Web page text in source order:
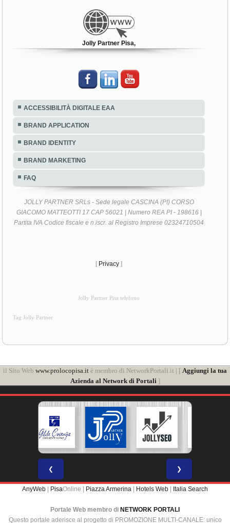
Jolly Partner Pisa,
ACCESSIBILITÀ DIGITALE EAA
BRAND APPLICATION
BRAND IDENTITY
BRAND MARKETING
FAQ
JOLLY PARTNER SRLs - Sede legale CASCINA (PI) CORSO
GIACOMO MATTEOTTI 17 CAP 56021 | Numero REA PI - 198616 |
Partita IVA Codice fiscale e n.iscr. al Registro Imprese 02324710504
[ Privacy ]
Jolly Partner Pisa telefono
Tag Jolly Partner
il Sito Web www.prolocopisa.it è membro di NetworkPortali.it | [ Aggiungi la tua
Azienda al Network di Portali ]
❮ ❯
AnyWeb | PisaOnline | Piazza Armerina | Hotels Web | Italia Search
Portale Web membro di NETWORK PORTALI
Questo portale aderisce al progetto di PROMOZIONE MULTI-CANALE: unico